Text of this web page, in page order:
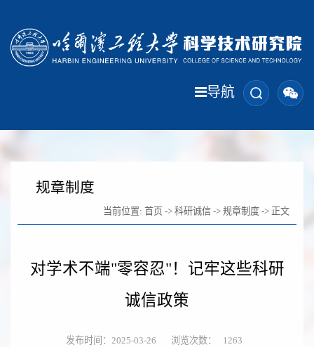
导航
规章制度
当前位置: 首页 -> 科研诚信 -> 规章制度 -> 正文
对学术不端"零容忍"！记牢这些科研
诚信政策
发布时间：2025-03-26 浏览次数： 1263